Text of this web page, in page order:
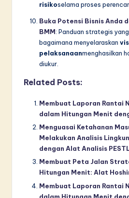
risikoselama proses
Buka Potensi Bisnis Anda
BMM: Panduan strategis
bagaimana menyelaraskan
pelaksanaanmenghasilkan
diukur.
Related Posts:
Membuat Laporan Rantai
dalam Hitungan Menit
Menguasai Ketahanan
Melakukan Analisis
dengan Alat Analisis
Membuat Peta Jalan
Hitungan Menit: Alat
Membuat Laporan Rantai
dalam Hitungan Menit